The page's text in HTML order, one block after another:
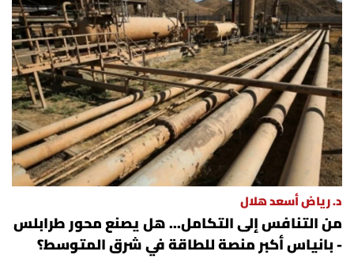
د. رياض أسعد هلال
من التنافس إلى التكامل... هل يصنع محور طرابلس
- بانياس أكبر منصة للطاقة في شرق المتوسط؟